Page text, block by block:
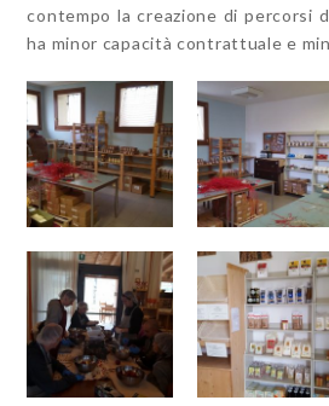
contempo la creazione di percorsi
ha minor capacità contrattuale e